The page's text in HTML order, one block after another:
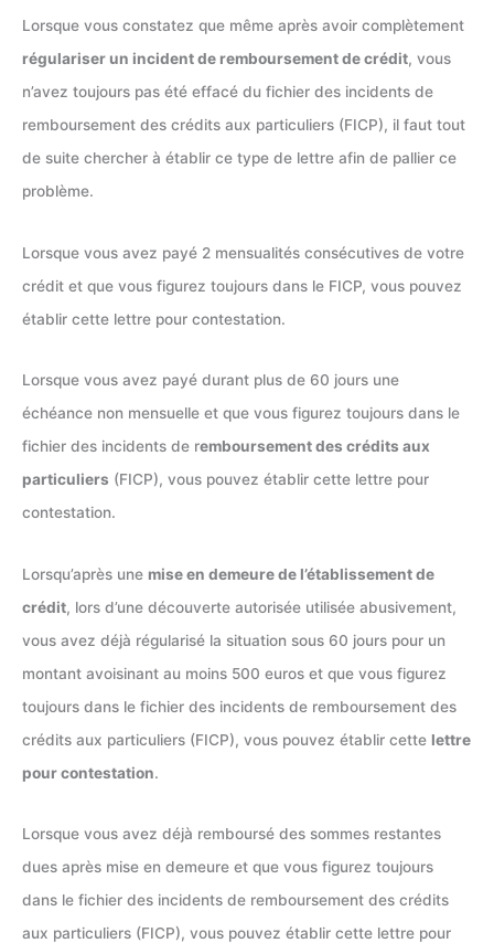
Lorsque vous constatez que même après avoir complètement
régulariser un incident de remboursement de crédit, vous
n’avez toujours pas été effacé du fichier des incidents de
remboursement des crédits aux particuliers (FICP), il faut tout
de suite chercher à établir ce type de lettre afin de pallier ce
problème.
Lorsque vous avez payé 2 mensualités consécutives de votre
crédit et que vous figurez toujours dans le FICP, vous pouvez
établir cette lettre pour contestation.
Lorsque vous avez payé durant plus de 60 jours une
échéance non mensuelle et que vous figurez toujours dans le
fichier des incidents de remboursement des crédits aux
particuliers (FICP), vous pouvez établir cette lettre pour
contestation.
Lorsqu’après une mise en demeure de l’établissement de
crédit, lors d’une découverte autorisée utilisée abusivement,
vous avez déjà régularisé la situation sous 60 jours pour un
montant avoisinant au moins 500 euros et que vous figurez
toujours dans le fichier des incidents de remboursement des
crédits aux particuliers (FICP), vous pouvez établir cette lettre
pour contestation.
Lorsque vous avez déjà remboursé des sommes restantes
dues après mise en demeure et que vous figurez toujours
dans le fichier des incidents de remboursement des crédits
aux particuliers (FICP), vous pouvez établir cette lettre pour